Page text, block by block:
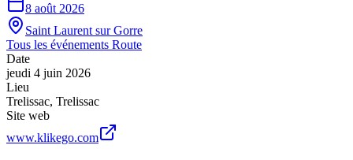
8 août 2026
Saint Laurent sur Gorre
Tous les événements Route
Date
jeudi 4 juin 2026
Lieu
Trelissac, Trelissac
Site web
www.klikego.com